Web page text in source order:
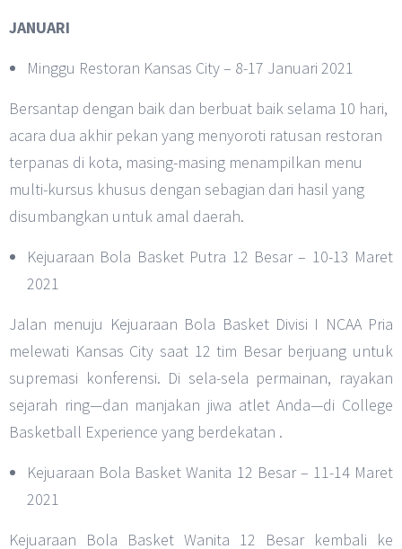
JANUARI
Minggu Restoran Kansas City – 8-17 Januari 2021
Bersantap dengan baik dan berbuat baik selama 10 hari,
acara dua akhir pekan yang menyoroti ratusan restoran
terpanas di kota, masing-masing menampilkan menu
multi-kursus khusus dengan sebagian dari hasil yang
disumbangkan untuk amal daerah.
Kejuaraan Bola Basket Putra 12 Besar – 10-13 Maret
2021
Jalan menuju Kejuaraan Bola Basket Divisi I NCAA Pria
melewati Kansas City saat 12 tim Besar berjuang untuk
supremasi konferensi. Di sela-sela permainan, rayakan
sejarah ring—dan manjakan jiwa atlet Anda—di College
Basketball Experience yang berdekatan .
Kejuaraan Bola Basket Wanita 12 Besar – 11-14 Maret
2021
Kejuaraan Bola Basket Wanita 12 Besar kembali ke